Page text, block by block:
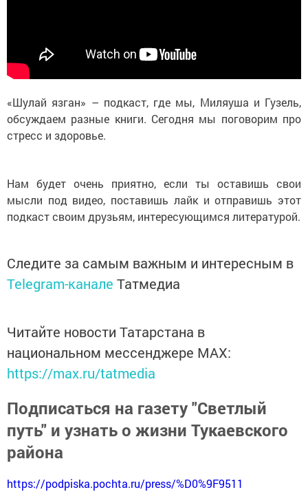
«Шулай язган» – подкаст, где мы, Миляуша и Гузель,
обсуждаем разные книги. Сегодня мы поговорим про
стресс и здоровье.
Нам будет очень приятно, если ты оставишь свои
мысли под видео, поставишь лайк и отправишь этот
подкаст своим друзьям, интересующимся литературой.
Следите за самым важным и интересным в
Telegram-канале Татмедиа
Читайте новости Татарстана в
национальном мессенджере MАХ:
https://max.ru/tatmedia
Подписаться на газету "Светлый
путь" и узнать о жизни Тукаевского
района
https://podpiska.pochta.ru/press/%D0%9F9511